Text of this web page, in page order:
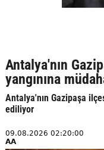
Antalya'nın
yangınına
Antalya'nın Gazipaşa
ediliyor
09.08.2026 02:20:00
AA